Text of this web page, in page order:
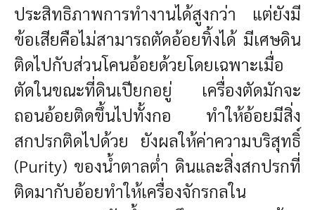
ประสิทธิภาพการทำงานได้สูงกว่า แต่ยังมี
ข้อเสียคือไม่สามารถตัดอ้อยทิ้งได้ มีเศษดิน
ติดไปกับส่วนโคนอ้อยด้วยโดยเฉพาะเมื่อ
ตัดในขณะที่ดินเปียกอยู่ เครื่องตัดมักจะ
ถอนอ้อยติดขึ้นไปทั้งกอ ทำให้อ้อยมีสิ่ง
สกปรกติดไปด้วย ยังผลให้ค่าความบริสุทธิ์
(Purity) ของน้ำตาลต่ำ ดินและสิ่งสกปรกที่
ติดมากับอ้อยทำให้เครื่องจักรกลใน